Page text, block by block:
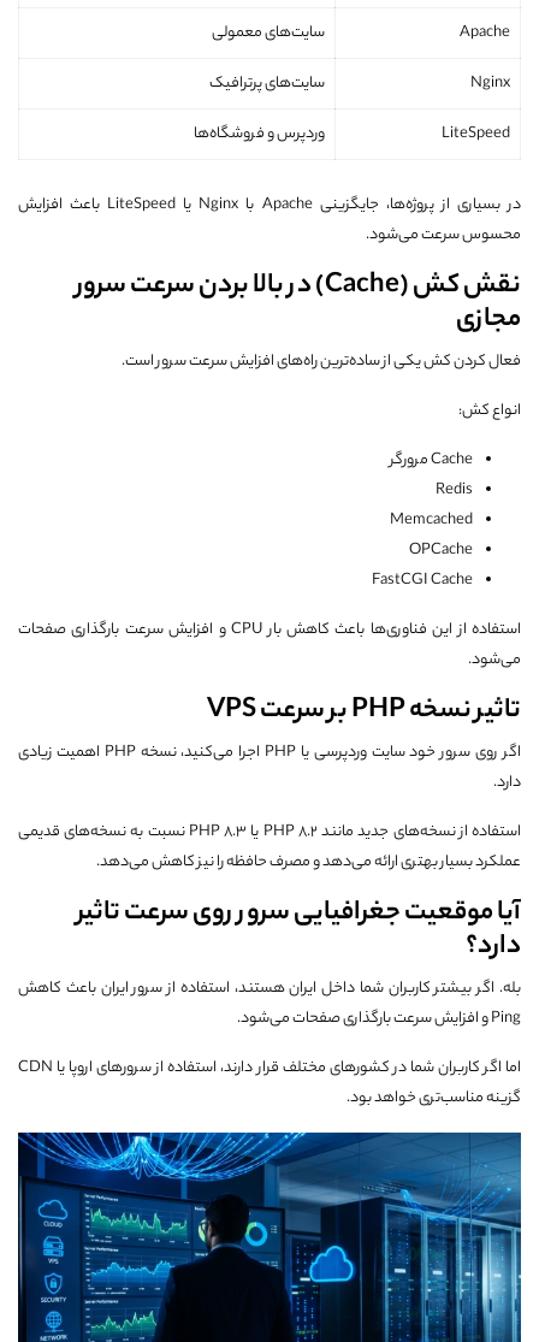
Apache
سایت‌های معمولی
Nginx
سایت‌های پرترافیک
LiteSpeed
وردپرس و فروشگاه‌ها
در بسیاری از پروژه‌ها، جایگزینی Apache با Nginx یا LiteSpeed باعث افزایش
محسوس سرعت می‌شود.
نقش کش (Cache) در بالا بردن سرعت سرور
مجازی
فعال کردن کش یکی از ساده‌ترین راه‌های افزایش سرعت سرور است.
انواع کش:
Cache مرورگر
Redis
Memcached
OPCache
FastCGI Cache
استفاده از این فناوری‌ها باعث کاهش بار CPU و افزایش سرعت بارگذاری صفحات
می‌شود.
تاثیر نسخه PHP بر سرعت VPS
اگر روی سرور خود سایت وردپرسی یا PHP اجرا می‌کنید، نسخه PHP اهمیت زیادی
دارد.
استفاده از نسخه‌های جدید مانند PHP 8.2 یا PHP 8.3 نسبت به نسخه‌های قدیمی
عملکرد بسیار بهتری ارائه می‌دهد و مصرف حافظه را نیز کاهش می‌دهد.
آیا موقعیت جغرافیایی سرور روی سرعت تاثیر
دارد؟
بله. اگر بیشتر کاربران شما داخل ایران هستند، استفاده از سرور ایران باعث کاهش
Ping و افزایش سرعت بارگذاری صفحات می‌شود.
اما اگر کاربران شما در کشورهای مختلف قرار دارند، استفاده از سرورهای اروپا یا CDN
گزینه مناسب‌تری خواهد بود.